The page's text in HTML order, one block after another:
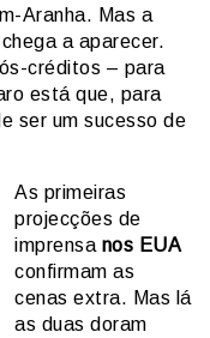
Aranha. Mas a
a aparecer.
créditos – para
está que, para
ser um sucesso de
As primeiras
projecções de
imprensa nos EUA
confirmam as
cenas extra. Mas lá
as duas doram